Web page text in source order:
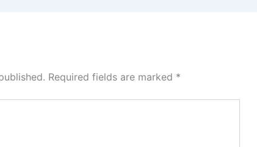
Required fields are marked *